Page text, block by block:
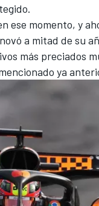
ese momento, y
a mitad de su
más preciados
ya